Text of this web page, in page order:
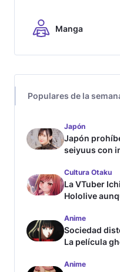
Manga
Populares de la
Japón
Japón
seiyuus con
Cultura Otaku
La VTuber
Hololive
Anime
Sociedad
La película
Anime